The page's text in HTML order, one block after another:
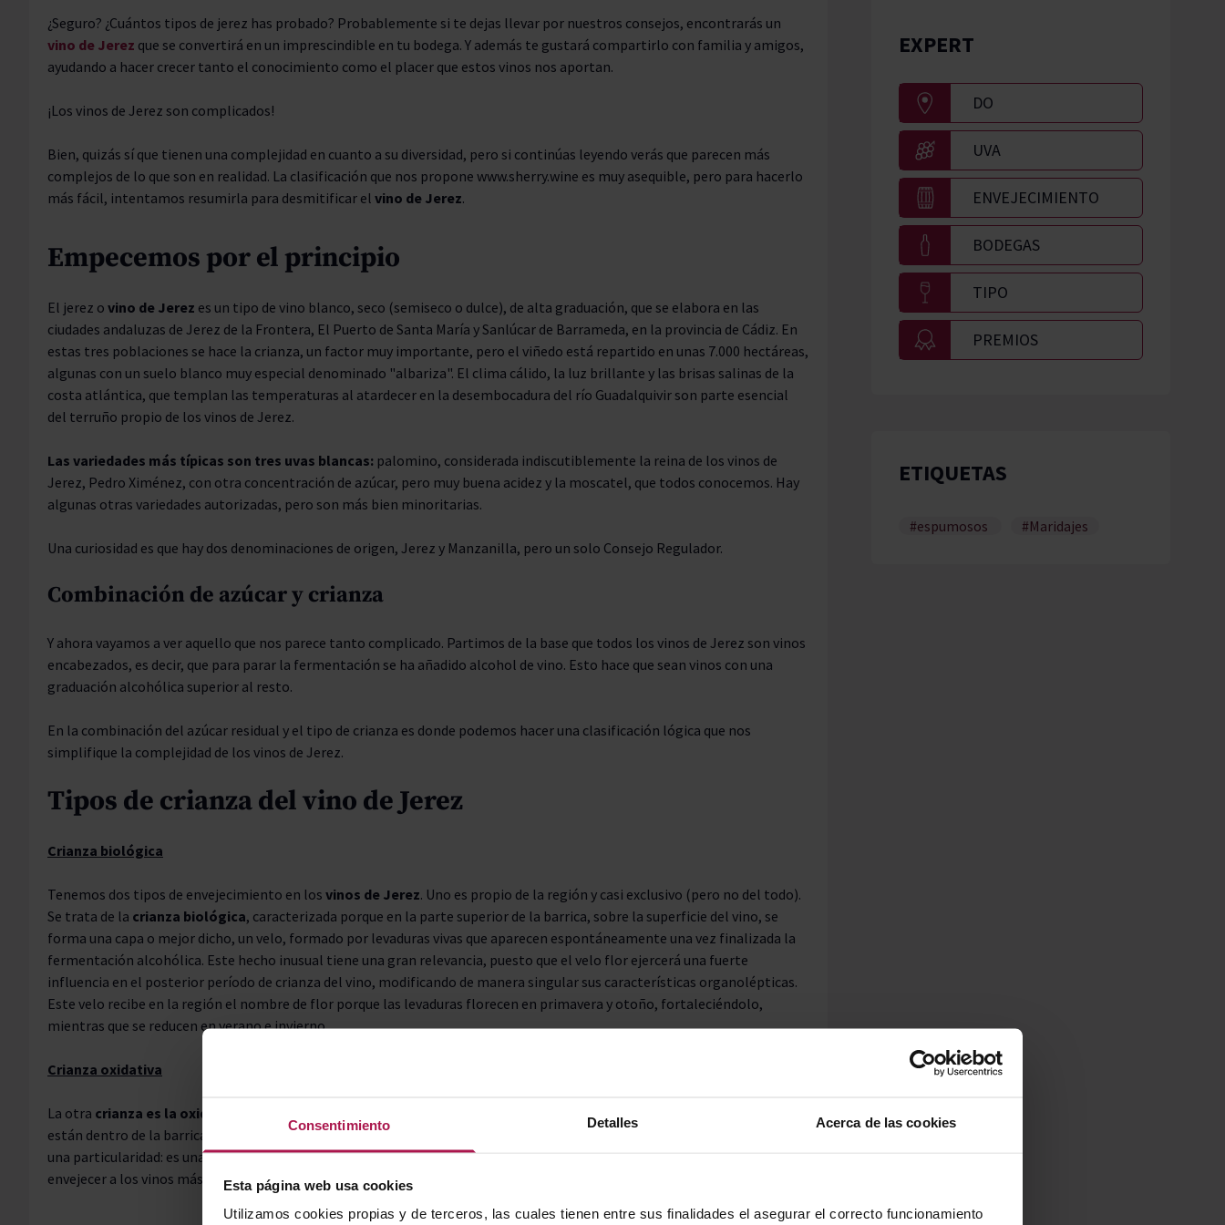
Consentimiento Detalles Acerca de las cookies
Esta página web usa cookies
Utilizamos cookies propias y de terceros, las cuales tienen entre sus finalidades el asegurar el correcto funcionamiento
¿Seguro? ¿Cuántos tipos de jerez has probado? Probablemente si te dejas llevar por nuestros consejos, encontrarás un
vino de Jerez que se convertirá en un imprescindible en tu bodega. Y además te gustará compartirlo con familia y amigos,
ayudando a hacer crecer tanto el conocimiento como el placer que estos vinos nos aportan.
¡Los vinos de Jerez son complicados!
Bien, quizás sí que tienen una complejidad en cuanto a su diversidad, pero si continúas leyendo verás que parecen más
complejos de lo que son en realidad. La clasificación que nos propone www.sherry.wine es muy asequible, pero para hacerlo
más fácil, intentamos resumirla para desmitificar el vino de Jerez.
Empecemos por el principio
El jerez o vino de Jerez es un tipo de vino blanco, seco (semiseco o dulce), de alta graduación, que se elabora en las
ciudades andaluzas de Jerez de la Frontera, El Puerto de Santa María y Sanlúcar de Barrameda, en la provincia de Cádiz. En
estas tres poblaciones se hace la crianza, un factor muy importante, pero el viñedo está repartido en unas 7.000 hectáreas,
algunas con un suelo blanco muy especial denominado "albariza". El clima cálido, la luz brillante y las brisas salinas de la
costa atlántica, que templan las temperaturas al atardecer en la desembocadura del río Guadalquivir son parte esencial
del terruño propio de los vinos de Jerez.
Las variedades más típicas son tres uvas blancas: palomino, considerada indiscutiblemente la reina de los vinos de
Jerez, Pedro Ximénez, con otra concentración de azúcar, pero muy buena acidez y la moscatel, que todos conocemos. Hay
algunas otras variedades autorizadas, pero son más bien minoritarias.
Una curiosidad es que hay dos denominaciones de origen, Jerez y Manzanilla, pero un solo Consejo Regulador.
Combinación de azúcar y crianza
Y ahora vayamos a ver aquello que nos parece tanto complicado. Partimos de la base que todos los vinos de Jerez son vinos
encabezados, es decir, que para parar la fermentación se ha añadido alcohol de vino. Esto hace que sean vinos con una
graduación alcohólica superior al resto.
En la combinación del azúcar residual y el tipo de crianza es donde podemos hacer una clasificación lógica que nos
simplifique la complejidad de los vinos de Jerez.
Tipos de crianza del vino de Jerez
Crianza biológica
Tenemos dos tipos de envejecimiento en los vinos de Jerez. Uno es propio de la región y casi exclusivo (pero no del todo).
Se trata de la crianza biológica, caracterizada porque en la parte superior de la barrica, sobre la superficie del vino, se
forma una capa o mejor dicho, un velo, formado por levaduras vivas que aparecen espontáneamente una vez finalizada la
fermentación alcohólica. Este hecho inusual tiene una gran relevancia, puesto que el velo flor ejercerá una fuerte
influencia en el posterior período de crianza del vino, modificando de manera singular sus características organolépticas.
Este velo recibe en la región el nombre de flor porque las levaduras florecen en primavera y otoño, fortaleciéndolo,
mientras que se reducen en verano e invierno.
Crianza oxidativa
La otra crianza es la oxidativa
están dentro de la barrica y por la acción de intercambio de oxígeno entre el interior y el exterior de la madera. Pero con
una particularidad: es una crianza dinámica por el sistema de soleras y criaderas, donde los vinos más viejos ayudan a
envejecer a los vinos más jóvenes.
EXPERT
DO
UVA
ENVEJECIMIENTO
BODEGAS
TIPO
PREMIOS
ETIQUETAS
#espumosos #Maridajes